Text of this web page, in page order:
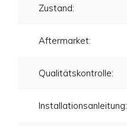
Zustand:
Aftermarket:
Qualitätskontrolle:
Installationsanleitung: